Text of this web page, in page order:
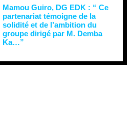
Mamou Guiro, DG EDK : “ Ce
partenariat témoigne de la
solidité et de l’ambition du
groupe dirigé par M. Demba
Ka…”